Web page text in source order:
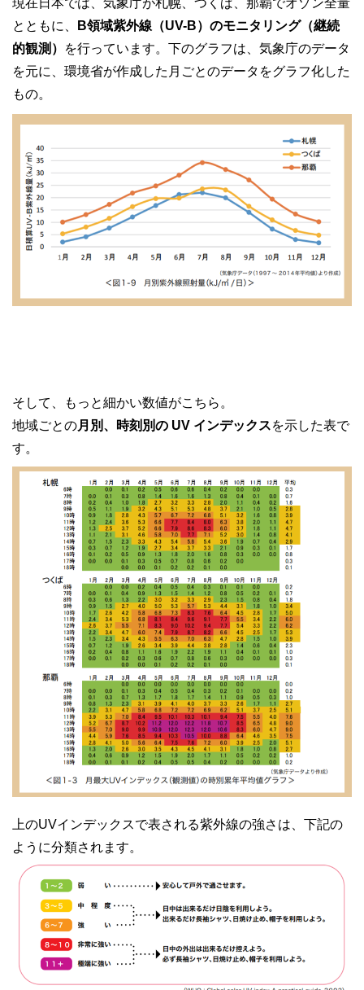
現在日本では、気象庁が札幌、つくば、那覇でオゾン全量
とともに、
B領域紫外線（UV-B）のモニタリング（継続
的観測）
を行っています。下のグラフは、気象庁のデータ
を元に、環境省が作成した月ごとのデータをグラフ化した
もの。
そして、もっと細かい数値がこちら。
地域ごとの月別、時刻別の UV インデックスを示した表で
す。
上のUVインデックスで表される紫外線の強さは、下記の
ように分類されます。